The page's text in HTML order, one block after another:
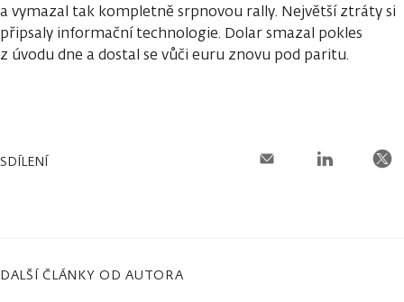
a vymazal tak kompletně srpnovou rally. Největší ztráty si
připsaly informační technologie. Dolar smazal pokles
z úvodu dne a dostal se vůči euru znovu pod paritu.
SDÍLENÍ
DALŠÍ ČLÁNKY OD AUTORA